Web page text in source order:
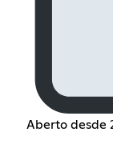
Aberto desde